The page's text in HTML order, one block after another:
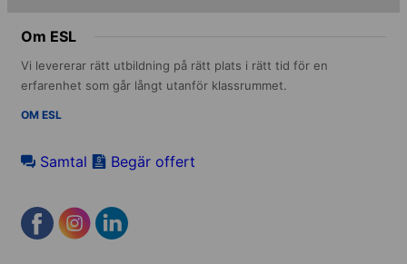
Om ESL
Vi levererar rätt utbildning på rätt plats i rätt tid för en
erfarenhet som går långt utanför klassrummet.
OM ESL
Samtal Begär offert